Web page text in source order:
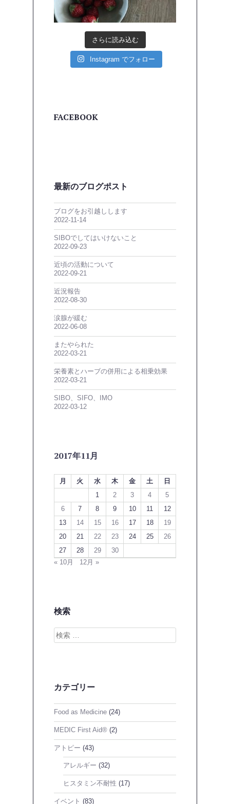
さらに読み込む
Instagram でフォロー
FACEBOOK
最新のブログポスト
ブログをお引越しします
2022-11-14
SIBOでしてはいけないこと
2022-09-23
近頃の活動について
2022-09-21
近況報告
2022-08-30
涙腺が緩む
2022-06-08
またやられた
2022-03-21
栄養素とハーブの併用による相乗効果
2022-03-21
SIBO、SIFO、IMO
2022-03-12
2017年11月
月 火 水 木 金 土
日
1
2 3 4
5
6
7 8 9 10 11
12
13
14 15 16 17 18
19
20
21 22 23 24 25
26
27
28 29
30
« 10月
12月 »
検索
検
索
カテゴリー
Food as Medicine (24)
MEDIC First Aid® (2)
アトピー (43)
アレルギー (32)
ヒスタミン不耐性 (17)
イベント (83)